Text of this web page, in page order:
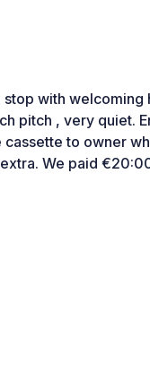
with welcoming
pitch , very quiet.
to owner
We paid